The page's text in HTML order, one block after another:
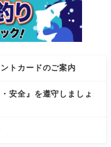
トカードのご案内
安全』を遵守しましょ